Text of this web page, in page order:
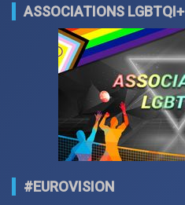
ASSOCIATIONS LGBTQI+
#EUROVISION